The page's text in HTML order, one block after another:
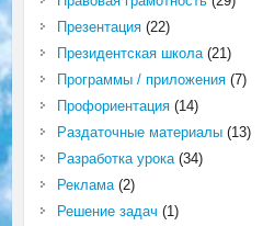
Презентация(22)
Президентская школа(21)
Программы / приложения(7)
Профориентация(14)
Раздаточные материалы(13)
Разработка урока(34)
Реклама(2)
Решение задач (1)